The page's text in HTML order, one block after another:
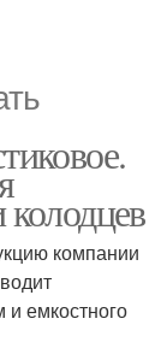
колодцев
компании
емкостного